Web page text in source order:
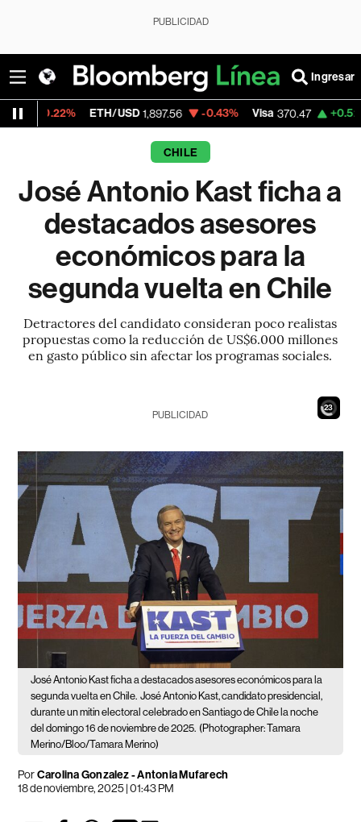
PUBLICIDAD
Ingresar
ETH/USD 1,897.56 -0.43% Visa 370.47 +0.52%
CHILE
José Antonio Kast ficha a
destacados asesores
económicos para la
segunda vuelta en Chile
Detractores del candidato consideran poco realistas
propuestas como la reducción de US$6.000 millones
en gasto público sin afectar los programas sociales.
21
PUBLICIDAD
José Antonio Kast ficha a destacados asesores económicos para la
segunda vuelta en Chile. José Antonio Kast, candidato presidencial,
durante un mitin electoral celebrado en Santiago de Chile la noche
del domingo 16 de noviembre de 2025. (Photographer: Tamara
Merino/Bloo/Tamara Merino)
PorCarolina Gonzalez - Antonia Mufarech
18 de noviembre, 2025 | 01:43 PM